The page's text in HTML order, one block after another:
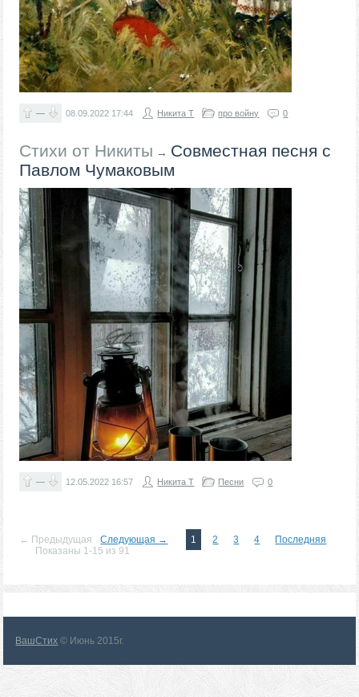
— 08.09.2022 17:44 Никита Т про войну 0
Стихи от Никиты → Совместная песня с
Павлом Чумаковым
— 12.05.2022 16:57 Никита Т Песни 0
← Предыдущая Следующая → 1 2 3 4
Последняя
Показаны 1-15 из 91
ВашСтих © Июнь 2015г.